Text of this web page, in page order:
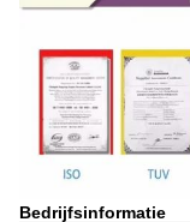
Bedrijfsinformatie